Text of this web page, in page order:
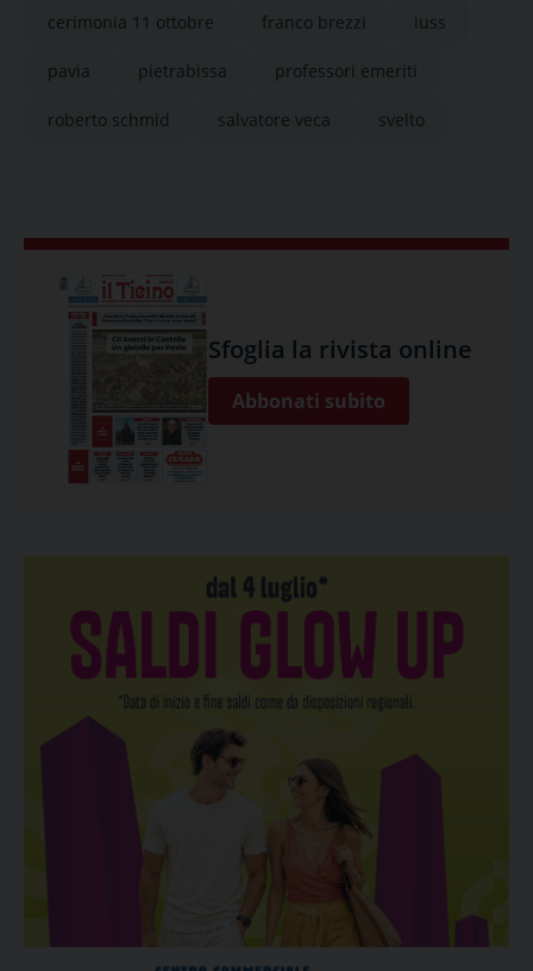
cerimonia 11 ottobre franco brezzi iuss
pavia pietrabissa professori emeriti
roberto schmid salvatore veca svelto
Sfoglia la rivista online
Abbonati subito